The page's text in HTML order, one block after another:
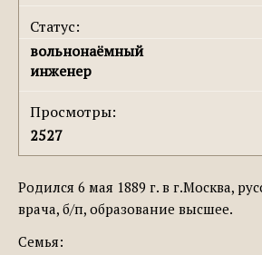
Статус:
вольнонаёмный
инженер
Просмотры:
2527
Родился 6 мая 1889 г. в г.Москва,
врача, б/п, образование высшее.
Семья: